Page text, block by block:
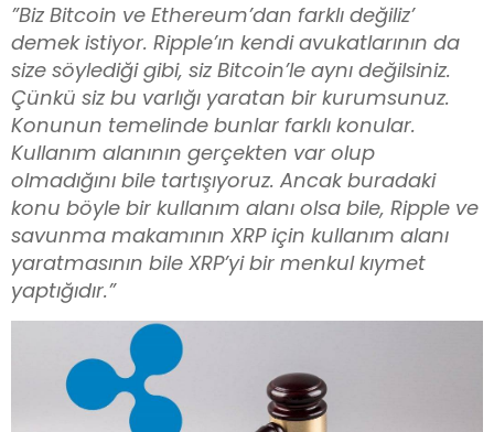
”Biz Bitcoin ve Ethereum’dan farklı değiliz’
demek istiyor. Ripple’ın kendi avukatlarının da
size söylediği gibi, siz Bitcoin’le aynı değilsiniz.
Çünkü siz bu varlığı yaratan bir kurumsunuz.
Konunun temelinde bunlar farklı konular.
Kullanım alanının gerçekten var olup
olmadığını bile tartışıyoruz. Ancak buradaki
konu böyle bir kullanım alanı olsa bile, Ripple ve
savunma makamının XRP için kullanım alanı
yaratmasının bile XRP’yi bir menkul kıymet
yaptığıdır.”